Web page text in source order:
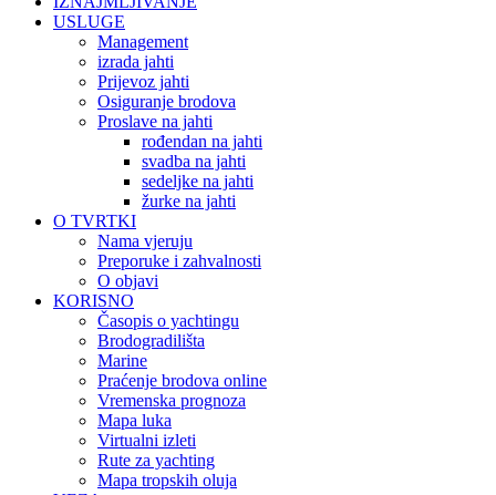
USLUGE
Management
izrada jahti
Prijevoz jahti
Osiguranje brodova
Proslave na jahti
rođendan na jahti
svadba na jahti
sedeljke na jahti
žurke na jahti
O TVRTKI
Nama vjeruju
Preporuke i zahvalnosti
O objavi
KORISNO
Časopis o yachtingu
Brodogradilišta
Marine
Praćenje brodova online
Vremenska prognoza
Mapa luka
Virtualni izleti
Rute za yachting
Mapa tropskih oluja